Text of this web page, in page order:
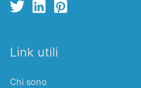
Link utili
Chi sono